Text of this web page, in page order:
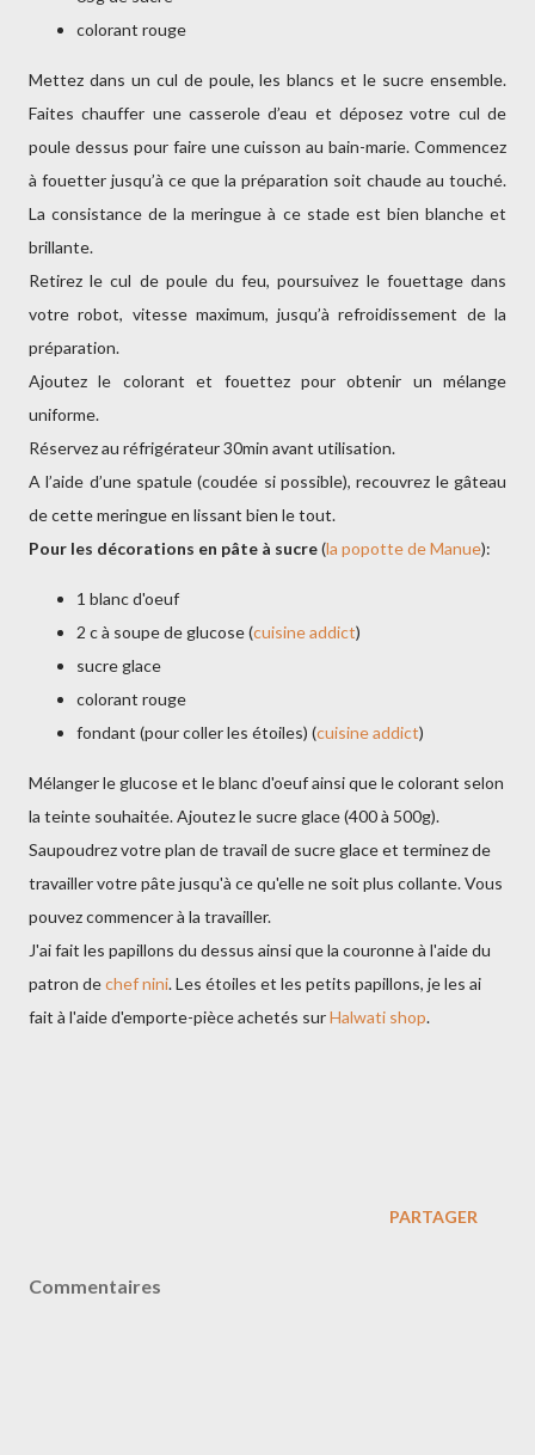
colorant rouge
Mettez dans un cul de poule, les blancs et le sucre ensemble.
Faites chauffer une casserole d’eau et déposez votre cul de
poule dessus pour faire une cuisson au bain-marie. Commencez
à fouetter jusqu’à ce que la préparation soit chaude au touché.
La consistance de la meringue à ce stade est bien blanche et
brillante.
Retirez le cul de poule du feu, poursuivez le fouettage dans
votre robot, vitesse maximum, jusqu’à refroidissement de la
préparation.
Ajoutez le colorant et fouettez pour obtenir un mélange
uniforme.
Réservez au réfrigérateur 30min avant utilisation.
A l’aide d’une spatule (coudée si possible), recouvrez le gâteau
de cette meringue en lissant bien le tout.
Pour les décorations en pâte à sucre(la popotte de Manue):
1 blanc d'oeuf
2 c à soupe de glucose (cuisine addict)
sucre glace
colorant rouge
fondant (pour coller les étoiles) (cuisine addict)
Mélanger le glucose et le blanc d'oeuf ainsi que le colorant selon
la teinte souhaitée. Ajoutez le sucre glace (400 à 500g).
Saupoudrez votre plan de travail de sucre glace et terminez de
travailler votre pâte jusqu'à ce qu'elle ne soit plus collante. Vous
pouvez commencer à la travailler.
J'ai fait les papillons du dessus ainsi que la couronne à l'aide du
patron dechef nini. Les étoiles et les petits papillons, je les ai
fait à l'aide d'emporte-pièce achetés surHalwati shop.
PARTAGER
Commentaires